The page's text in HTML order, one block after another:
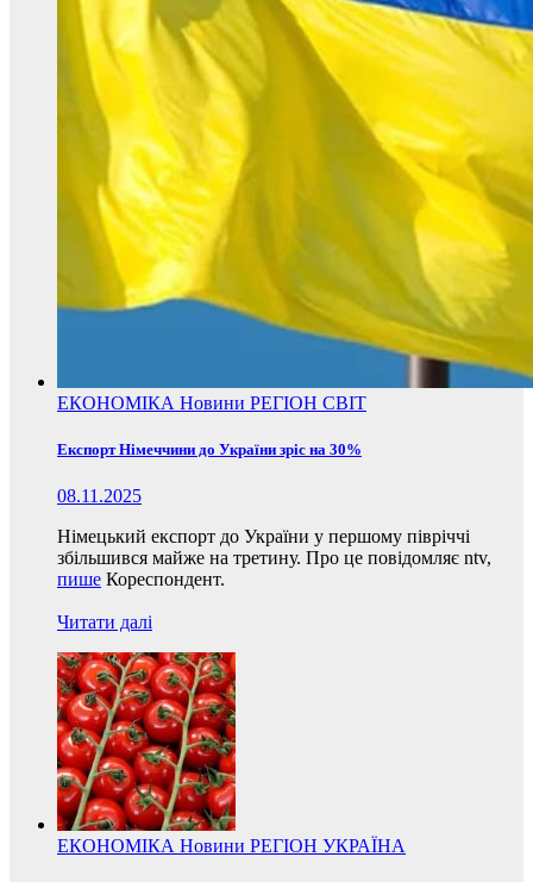
ЕКОНОМІКА Новини РЕГІОН СВІТ
Експорт Німеччини до України зріс на 30%
08.11.2025
Німецький експорт до України у першому півріччі
збільшився майже на третину. Про це повідомляє ntv,
пише Кореспондент.
Читати далі
ЕКОНОМІКА Новини РЕГІОН УКРАЇНА